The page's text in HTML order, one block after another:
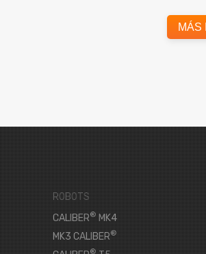
MÁS
ROBOTS
CALIBER®MK4
MK3 CALIBER®
®